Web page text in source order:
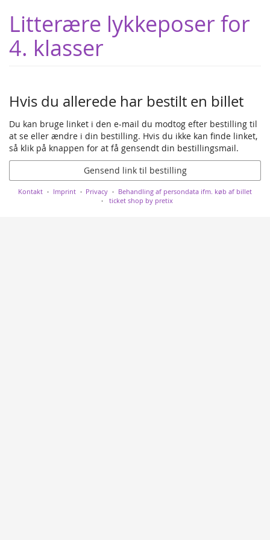
main
content
Litterære lykkeposer for
4. klasser
Hvis du allerede har bestilt en billet
Du kan bruge linket i den e-mail du modtog efter bestilling til
at se eller ændre i din bestilling. Hvis du ikke kan finde linket,
så klik på knappen for at få gensendt din bestillingsmail.
Gensend link til bestilling
Kontakt Imprint Privacy
Behandling af persondata ifm. køb af billet
ticket shop by pretix